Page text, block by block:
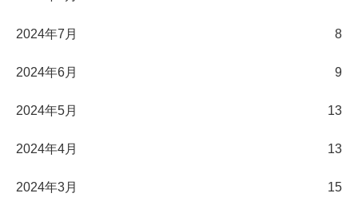
2024年7月 8
2024年6月 9
2024年5月 13
2024年4月 13
2024年3月 15